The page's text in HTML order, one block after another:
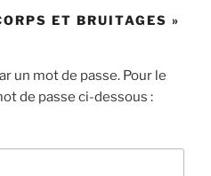
ET BRUITAGES »
un mot de passe. Pour le
de passe ci-dessous :